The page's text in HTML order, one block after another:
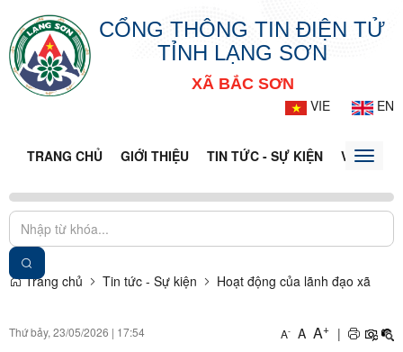
CỔNG THÔNG TIN ĐIỆN TỬ
TỈNH LẠNG SƠN
XÃ BẮC SƠN
VIE
EN
TRANG CHỦ GIỚI THIỆU TIN TỨC - SỰ KIỆN VĂN BẢN
Toggle
Trang chủ Tin tức - Sự kiện Hoạt động của lãnh đạo xã
Thứ bảy, 23/05/2026 | 17:54 A- A A+ |